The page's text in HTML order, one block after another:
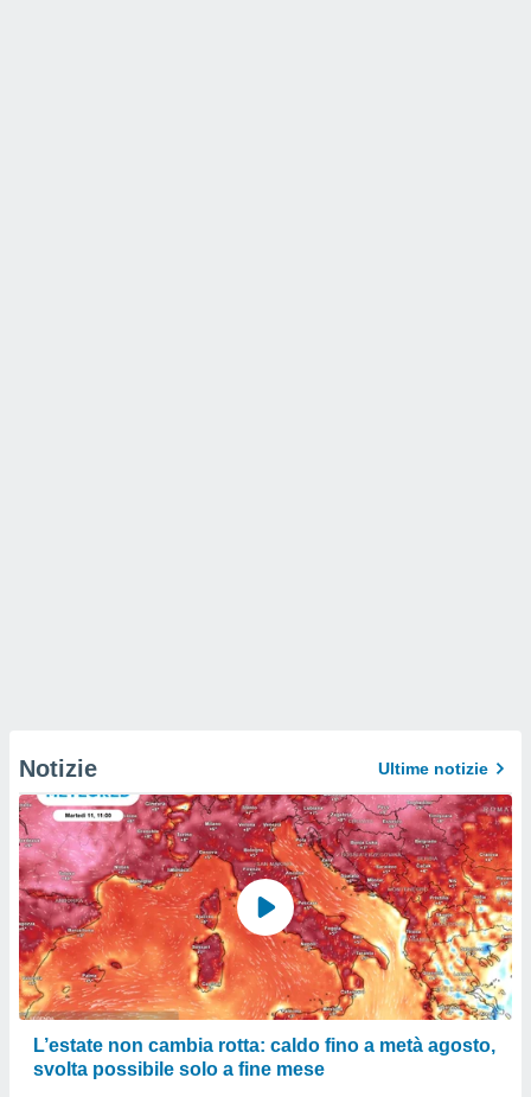
Notizie Ultime notizie
L’estate non cambia rotta: caldo fino a metà agosto,
svolta possibile solo a fine mese